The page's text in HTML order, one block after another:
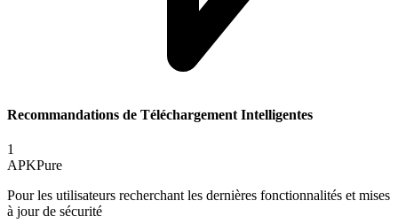
Recommandations de Téléchargement Intelligentes
1
APKPure
Pour les utilisateurs recherchant les dernières fonctionnalités et mises
à jour de sécurité